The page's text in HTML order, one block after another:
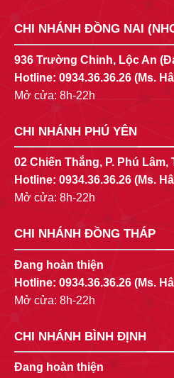
CHI NHÁNH ĐỒNG NAI
936 Trường Chinh, Lộc An
Hotline: 0934.36.36.26 (Ms.
Mở cửa: 8h-22h
CHI NHÁNH PHÚ YÊN
02 Chiến Thắng, P. Phú Lâm,
Hotline: 0934.36.36.26 (Ms.
Mở cửa: 8h-22h
CHI NHÁNH ĐỒNG THÁP
Đang hoàn thiện
Hotline: 0934.36.36.26 (Ms.
Mở cửa: 8h-22h
CHI NHÁNH BÌNH ĐỊNH
Đang hoàn thiện